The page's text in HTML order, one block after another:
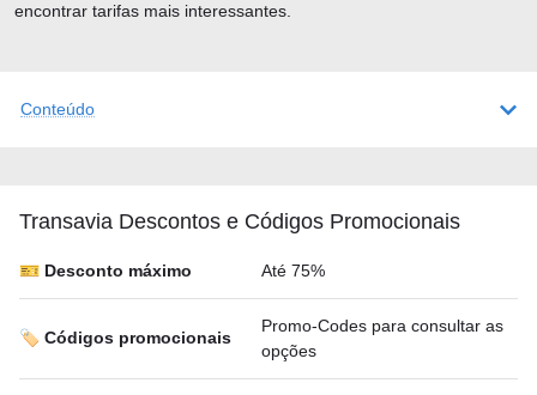
Conteúdo
Transavia Descontos e Códigos Promocionais
🎫 Desconto máximo Até 75%
🏷️ Códigos promocionais
Promo-Codes para consultar as
opções
encontrar tarifas mais interessantes.